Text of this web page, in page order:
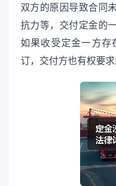
双方的原因导致合同
抗力等，交付定金的
如果收受定金一方存
订，交付方也有权要求